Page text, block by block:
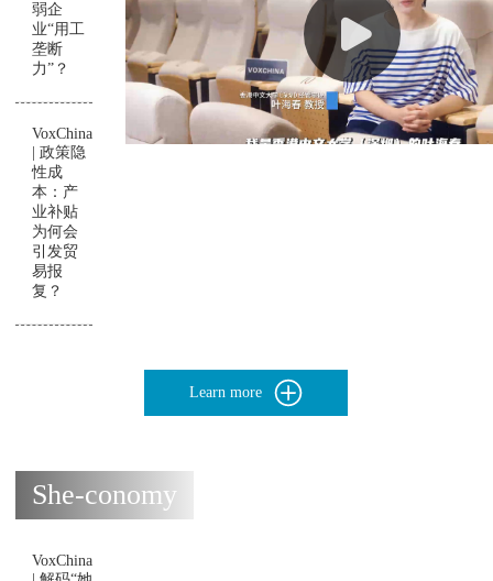
弱企
业“用工
垄断
力”？
VoxChina
| 政策隐
性成
本：产
业补贴
为何会
引发贸
易报
复？
Learn more
She-conomy
VoxChina